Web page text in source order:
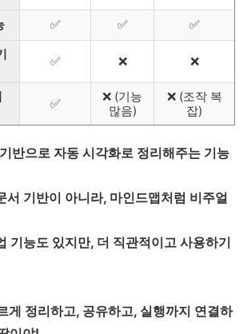
✅ ✅
✅
✅ ❌ ❌
✅
❌ (기능
많음)
❌ (조작 복
잡)
반으로 자동 시각화로 정리해주는 기능
기반이 아니라, 마인드맵처럼 비주얼
기능도 있지만, 더 직관적이고 사용하기
게 정리하고, 공유하고, 실행까지 연결하